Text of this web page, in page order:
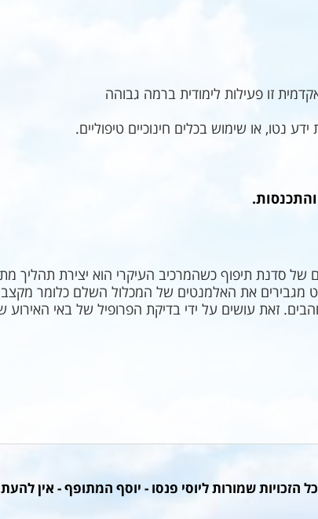
זו פעילות לימודית ברמה גבוהה
נטו, או שימוש בכלים חינוכיים טיפוליים.
של סדנת תיפוף כשהמרכיב העיקרי הוא יצירת תהליך
מגבירים את האלמנטים של המכלול השלם כלומר
זאת עושים על ידי בדיקת הפרופיל של באי האירוע
כל הזכויות שמורות ליוסי פנסו - יוסף המתופף - אין